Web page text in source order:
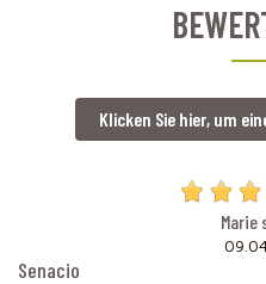
Klicken Sie hier, um
Marie
Senacio